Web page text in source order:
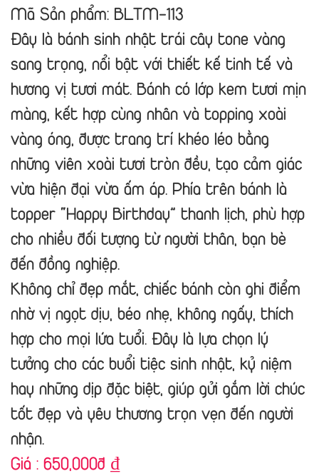
Mã Sản phẩm: BLTM-113
Đây là bánh sinh nhật trái cây tone vàng
sang trọng, nổi bật với thiết kế tinh tế và
hương vị tươi mát. Bánh có lớp kem tươi mịn
màng, kết hợp cùng nhân và topping xoài
vàng óng, được trang trí khéo léo bằng
những viên xoài tươi tròn đều, tạo cảm giác
vừa hiện đại vừa ấm áp. Phía trên bánh là
topper “Happy Birthday” thanh lịch, phù hợp
cho nhiều đối tượng từ người thân, bạn bè
đến đồng nghiệp.
Không chỉ đẹp mắt, chiếc bánh còn ghi điểm
nhờvị ngọt dịu, béo nhẹ, không ngấy, thích
hợp cho mọi lứa tuổi. Đây là lựa chọn lý
tưởng cho các buổi tiệc sinh nhật, kỷ niệm
hay những dịp đặc biệt, giúp gửi gắm lời chúc
tốt đẹp và yêu thương trọn vẹn đến người
nhận.
Giá : 650,000đ ₫